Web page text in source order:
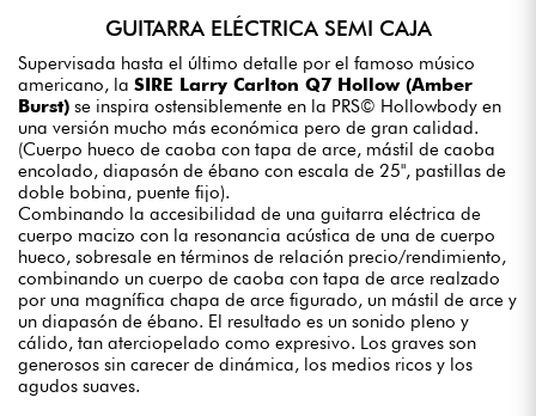
GUITARRA ELÉCTRICA SEMI CAJA
Supervisada hasta el último detalle por el famoso músico
americano, la SIRE Larry Carlton Q7 Hollow (Amber
Burst) se inspira ostensiblemente en la PRS© Hollowbody en
una versión mucho más económica pero de gran calidad.
(Cuerpo hueco de caoba con tapa de arce, mástil de caoba
encolado, diapasón de ébano con escala de 25", pastillas de
doble bobina, puente fijo).
Combinando la accesibilidad de una guitarra eléctrica de
cuerpo macizo con la resonancia acústica de una de cuerpo
hueco, sobresale en términos de relación precio/rendimiento,
combinando un cuerpo de caoba con tapa de arce realzado
por una magnífica chapa de arce figurado, un mástil de arce y
un diapasón de ébano. El resultado es un sonido pleno y
cálido, tan aterciopelado como expresivo. Los graves son
generosos sin carecer de dinámica, los medios ricos y los
agudos suaves.